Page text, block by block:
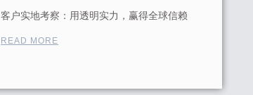
客户实地考察：用透明实力，赢得全球信赖
READ MORE